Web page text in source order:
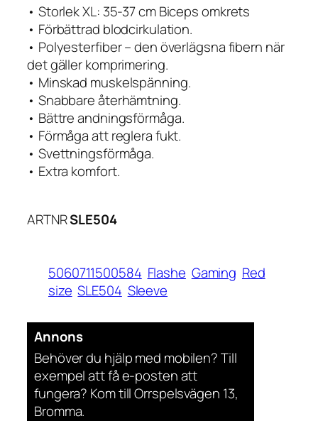
• Storlek XL: 35-37 cm Biceps omkrets
• Förbättrad blodcirkulation.
• Polyesterfiber – den överlägsna fibern när
det gäller komprimering.
• Minskad muskelspänning.
• Snabbare återhämtning.
• Bättre andningsförmåga.
• Förmåga att reglera fukt.
• Svettningsförmåga.
• Extra komfort.
ARTNRSLE504
5060711500584 Flashe Gaming Red
size SLE504 Sleeve
Annons
Behöver du hjälp med mobilen? Till
exempel att få e-posten att
fungera? Kom till Orrspelsvägen 13,
Bromma.